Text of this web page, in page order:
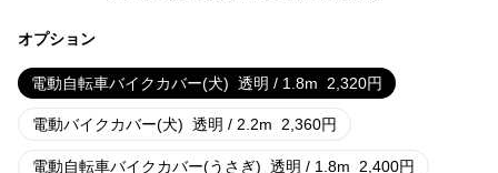
オプション
電動自転車バイクカバー(犬) 透明 / 1.8m 2,320円
電動バイクカバー(犬) 透明 / 2.2m 2,360円
電動自転車バイクカバー(うさぎ) 透明 / 1.8m 2,400円